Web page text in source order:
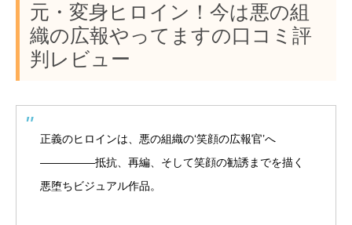
元・変身ヒロイン！今は悪の組
織の広報やってますの口コミ評
判レビュー
正義のヒロインは、悪の組織の‘笑顔の広報官’へ
―――――抵抗、再編、そして笑顔の勧誘までを描く
悪堕ちビジュアル作品。